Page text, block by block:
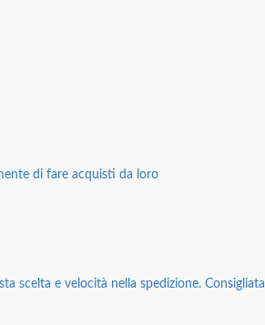
di fare acquisti da loro
scelta e velocità nella spedizione. Consigliata